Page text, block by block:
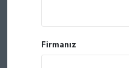
Firmanız